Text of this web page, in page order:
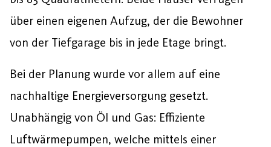
über einen eigenen Aufzug, der die Bewohner
von der Tiefgarage bis in jede Etage bringt.
Bei der Planung wurde vor allem auf eine
nachhaltige Energieversorgung gesetzt.
Unabhängig von Öl und Gas: Effiziente
Luftwärmepumpen, welche mittels einer